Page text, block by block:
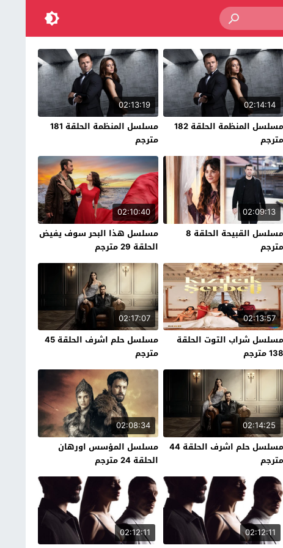
02:14:14
مسلسل المنظمة الحلقة 182
مترجم
02:13:19
مسلسل المنظمة الحلقة 181
مترجم
02:09:13
مسلسل القبيحة الحلقة 8
مترجم
02:10:40
مسلسل هذا البحر سوف يفيض
الحلقة 29 مترجم
02:13:57
مسلسل شراب التوت الحلقة
138 مترجم
02:17:07
مسلسل حلم اشرف الحلقة 45
مترجم
02:14:25
مسلسل حلم اشرف الحلقة 44
مترجم
02:08:34
مسلسل المؤسس اورهان
الحلقة 24 مترجم
02:12:11
02:12:11